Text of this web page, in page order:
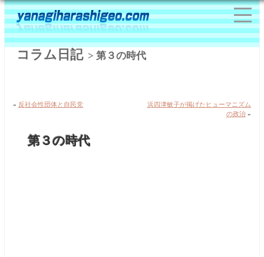
コラム日記> 第３の時代
« 反社会性団体と自民党
浜四津敏子が掲げたヒューマニズム
の政治»
第３の時代